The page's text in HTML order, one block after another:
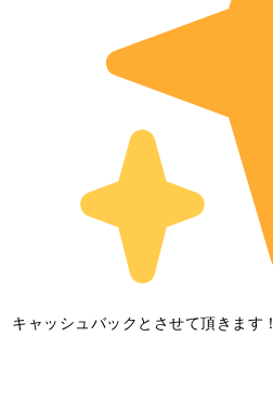
キャッシュバックとさせて頂きます！